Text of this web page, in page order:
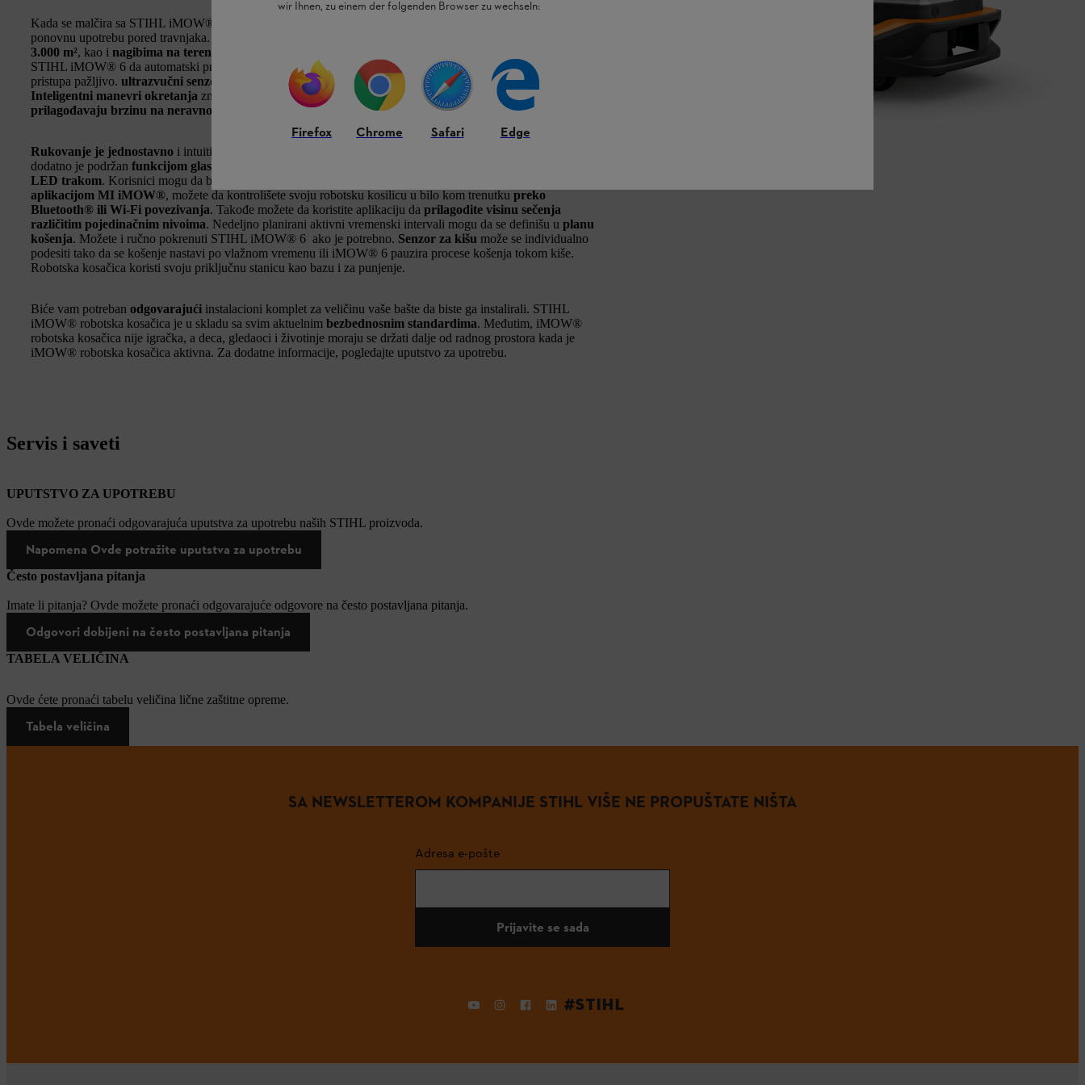
Kada se malčira sa STIHL iMOW® 6, pokošena trava se odmah usitnjava tokom košenja i postaje đubrivo za
ponovnu upotrebu pored travnjaka. Samovozeća robotska kosačica efikasno upravlja
3.000 m², kao i nagibima na terenu do 40%
STIHL iMOW® 6 da automatski promeni smer kada dođe u kontakt sa preprekom. Objektima se takođe
pristupa pažljivo. ultrazvučni senzori
kosilice i kontrolisana brzina omogućavaju košenje trave blizu prepreka.
Inteligentni manevri okretanja znače da je takođe moguće efikasno kositi u uskim prostorima.
Senzori nagiba
prilagođavaju brzinu na neravnoj podlozi
, obezbeđujući konzistentan rezultat.
Rukovanje je jednostavno i intuitivno pomoću kontrolne table koja ima samo jedan taster. nekoliko tastera, a
dodatno je podržan funkcijom glasovnog izlaza
LED trakom. Korisnici mogu da biraju između 3 različita režima za dnevna svetla u
aplikacijom MI iMOW®, možete da kontrolišete svoju robotsku kosilicu u bilo kom trenutku preko
Bluetooth® ili Wi-Fi povezivanja. Takođe možete da koristite aplikaciju da prilagodite visinu sečenja
različitim pojedinačnim nivoima. Nedeljno planirani aktivni vremenski intervali mogu da se definišu u planu
košenja. Možete i ručno pokrenuti STIHL iMOW® 6 ako je potrebno. Senzor za kišu može se individualno
podesiti tako da se košenje nastavi po vlažnom vremenu ili iMOW® 6 pauzira procese košenja tokom kiše.
Robotska kosačica koristi svoju priključnu stanicu kao bazu i za punjenje.
Biće vam potreban odgovarajući instalacioni komplet za veličinu vaše bašte da biste ga instalirali. STIHL
iMOW® robotska kosačica je u skladu sa svim aktuelnim bezbednosnim standardima. Međutim, iMOW®
robotska kosačica nije igračka, a deca, gledaoci i životinje moraju se držati dalje od radnog prostora kada je
iMOW® robotska kosačica aktivna. Za dodatne informacije, pogledajte uputstvo za upotrebu.
Servis i saveti
UPUTSTVO ZA UPOTREBU
Ovde možete pronaći odgovarajuća uputstva za upotrebu naših STIHL proizvoda.
Napomena Ovde potražite uputstva za upotrebu
Često postavljana pitanja
Imate li pitanja? Ovde možete pronaći odgovarajuće odgovore na često postavljana pitanja.
Odgovori dobijeni na često postavljana pitanja
TABELA VELIČINA
Ovde ćete pronaći tabelu veličina lične zaštitne opreme.
Tabela veličina
SA NEWSLETTEROM KOMPANIJE STIHL VIŠE NE PROPUŠTATE NIŠTA
Adresa e-pošte
Prijavite se sada
#STIHL
wir Ihnen, zu einem der folgenden Browser zu wechseln:
Firefox Chrome Safari Edge